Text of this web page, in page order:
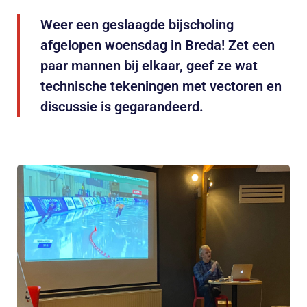
Weer een geslaagde bijscholing
afgelopen woensdag in Breda! Zet een
paar mannen bij elkaar, geef ze wat
technische tekeningen met vectoren en
discussie is gegarandeerd.